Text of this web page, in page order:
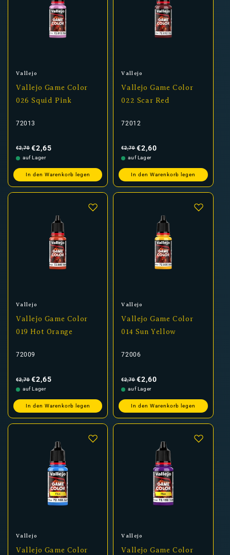
Anbieter:
Vallejo
Vallejo Game Color
026 Squid Pink
72013
Preis
€2,70 €2,65
auf Lager
In den Warenkorb legen
Anbieter:
Vallejo
Vallejo Game Color
022 Scar Red
72012
Preis
€2,70 €2,60
auf Lager
In den Warenkorb legen
Anbieter:
Vallejo
Vallejo Game Color
019 Hot Orange
72009
Preis
€2,70 €2,65
auf Lager
In den Warenkorb legen
Anbieter:
Vallejo
Vallejo Game Color
014 Sun Yellow
72006
Preis
€2,70 €2,60
auf Lager
In den Warenkorb legen
Anbieter:
Vallejo
Vallejo Game Color
Anbieter:
Vallejo
Vallejo Game Color